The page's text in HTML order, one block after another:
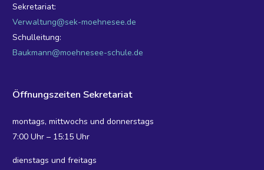
Sekretariat:
Verwaltung@sek-moehnesee.de
Schulleitung:
Baukmann@moehnesee-schule.de
Öffnungszeiten Sekretariat
montags, mittwochs und donnerstags
7:00 Uhr – 15:15 Uhr
dienstags und freitags